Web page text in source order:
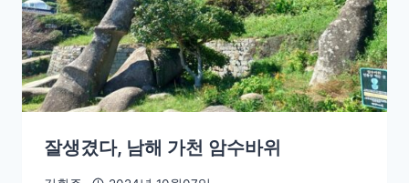
잘생겼다, 남해 가천 암수바위